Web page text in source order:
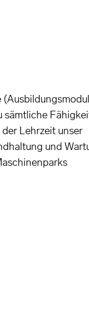
sämtliche
Lehrzeit unser
und